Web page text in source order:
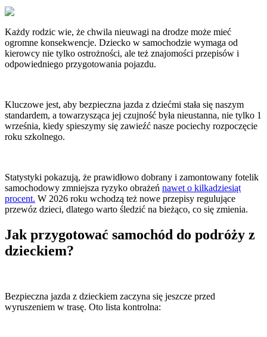
Każdy rodzic wie, że chwila nieuwagi na drodze może mieć
ogromne konsekwencje. Dziecko w samochodzie wymaga od
kierowcy nie tylko ostrożności, ale też znajomości przepisów i
odpowiedniego przygotowania pojazdu.
Kluczowe jest, aby bezpieczna jazda z dziećmi stała się naszym
standardem, a towarzysząca jej czujność była nieustanna, nie tylko 1
września, kiedy spieszymy się zawieźć nasze pociechy rozpoczęcie
roku szkolnego.
Statystyki pokazują, że prawidłowo dobrany i zamontowany fotelik
samochodowy zmniejsza ryzyko obrażeń nawet o kilkadziesiąt
procent. W 2026 roku wchodzą też nowe przepisy regulujące
przewóz dzieci, dlatego warto śledzić na bieżąco, co się zmienia.
Jak przygotować samochód do podróży z
dzieckiem?
Bezpieczna jazda z dzieckiem zaczyna się jeszcze przed
wyruszeniem w trasę. Oto lista kontrolna: